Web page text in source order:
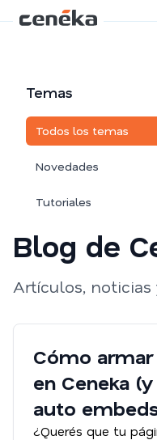
Temas
Todos los temas
Novedades
Tutoriales
Blog de
Artículos,
Cómo armar
en Ceneka
auto
¿Querés que tu